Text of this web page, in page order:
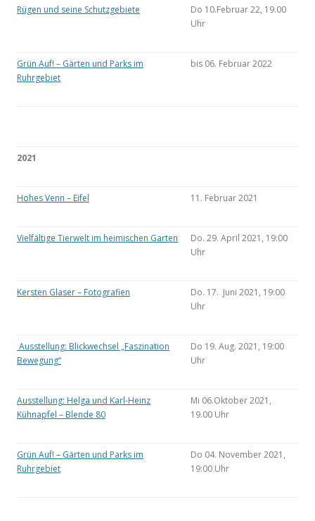
Rügen und seine Schutzgebiete
Do 10.Februar 22, 19.00
Uhr
Grün Auf! – Gärten und Parks im
Ruhrgebiet
bis 06. Februar 2022
2021
Hohes Venn – Eifel 11. Februar 2021
Vielfältige Tierwelt im heimischen Garten
Do. 29. April 2021, 19:00
Uhr
Kersten Glaser – Fotografien
Do. 17. Juni 2021, 19:00
Uhr
Ausstellung: Blickwechsel „Faszination
Bewegung“
Do 19. Aug. 2021, 19:00
Uhr
Ausstellung: Helga und Karl-Heinz
Kühnapfel – Blende 80
Mi 06.Oktober 2021,
19.00 Uhr
Grün Auf! – Gärten und Parks im
Ruhrgebiet
Do 04. November 2021,
19:00 Uhr